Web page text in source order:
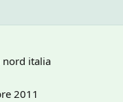
nord italia
2011